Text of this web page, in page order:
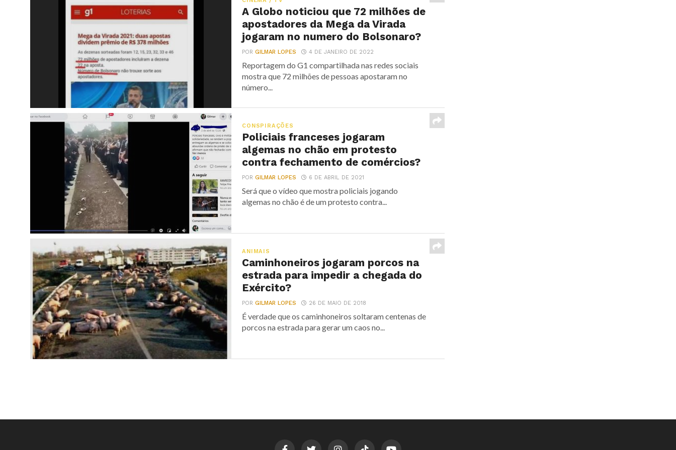
A Globo noticiou que 72 milhões de
apostadores da Mega da Virada
jogaram no numero do Bolsonaro?
PORGILMAR LOPES 4 DE JANEIRO DE 2022
Reportagem do G1 compartilhada nas redes sociais
mostra que 72 milhões de pessoas apostaram no
número...
CONSPIRAÇÕES
Policiais franceses jogaram
algemas no chão em protesto
contra fechamento de comércios?
PORGILMAR LOPES 6 DE ABRIL DE 2021
Será que o vídeo que mostra policiais jogando
algemas no chão é de um protesto contra...
ANIMAIS
Caminhoneiros jogaram porcos na
estrada para impedir a chegada do
Exército?
PORGILMAR LOPES 26 DE MAIO DE 2018
É verdade que os caminhoneiros soltaram centenas de
porcos na estrada para gerar um caos no...